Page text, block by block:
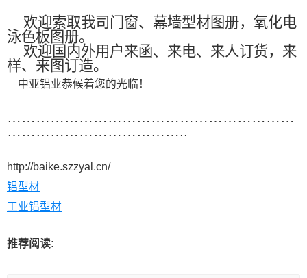
欢迎索取我司门窗、幕墙型材图册，氧化电
泳色板图册。
欢迎国内外用户来函、来电、来人订货，来
样、来图订造。
中亚铝业恭候着您的光临！
……………………………………………………
………………………………..
http://baike.szzyal.cn/
铝型材
工业铝型材
推荐阅读: